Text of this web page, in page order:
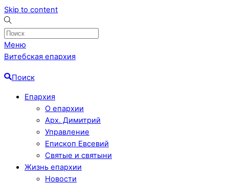
Skip to content
Меню
Витебская епархия
Поиск
Епархия
О епархии
Арх. Димитрий
Управление
Епископ Евсевий
Святые и святыни
Жизнь епархии
Новости